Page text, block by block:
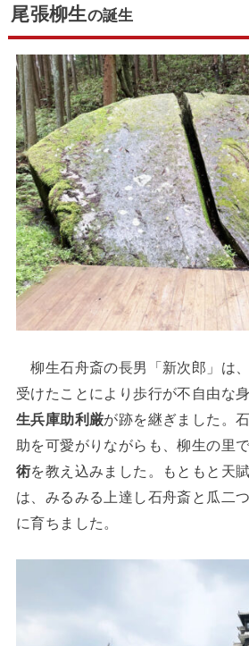
尾張柳生の誕生
柳生石舟斎の長男「新次郎」は
受けたことにより歩行が不自由な
生兵庫助利厳が跡を継ぎました。
助を可愛がりながらも、柳生の里で
術を教え込みました。もともと天
は、みるみる上達し石舟斎と瓜二
に育ちました。